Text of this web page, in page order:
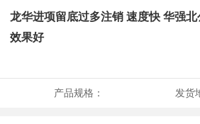
龙华进项留底过多注销 速度快 华强
效果好
产品规格： 发货